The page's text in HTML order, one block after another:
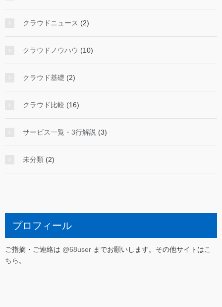
クラウドニュース (2)
クラウドノウハウ (10)
クラウド基礎 (2)
クラウド比較 (16)
サービス一覧・3行解説 (3)
未分類 (2)
プロフィール
ご指摘・ご連絡は @68user までお願いします。その他サイトはこ
ちら 。